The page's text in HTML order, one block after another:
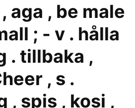
aga , be male
; - v . hålla
. tillbaka ,
, s .
, spis , kosi ,